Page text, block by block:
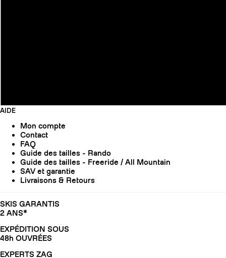
AIDE
Mon compte
Contact
FAQ
Guide des tailles - Rando
Guide des tailles - Freeride / All Mountain
SAV et garantie
Livraisons & Retours
SKIS GARANTIS
2 ANS*
EXPÉDITION SOUS
48h OUVRÉES
EXPERTS ZAG